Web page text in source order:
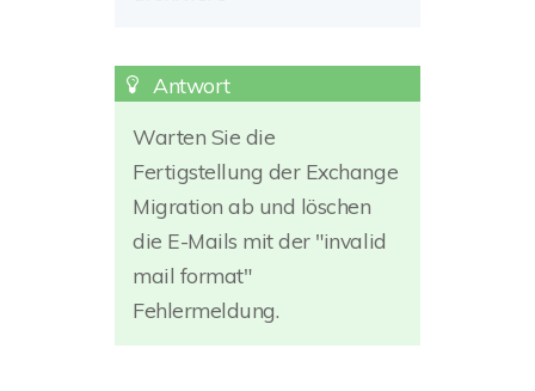
Warten Sie die
Fertigstellung der Exchange
Migration ab und löschen
die E-Mails mit der "invalid
mail format"
Fehlermeldung.